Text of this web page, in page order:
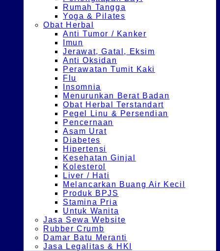
Rumah Tangga
Yoga & Pilates
Obat Herbal
Anti Tumor / Kanker
Imun
Jerawat, Gatal, Eksim
Anti Oksidan
Perawatan Tumit Kaki
Flu
Insomnia
Menurunkan Berat Badan
Obat Herbal Terstandart
Pegel Linu & Persendian
Pencernaan
Asam Urat
Diabetes
Hipertensi
Kesehatan Ginjal
Kolesterol
Liver / Hati
Melancarkan Buang Air Kecil
Produk BPJS
Stamina Pria
Untuk Wanita
Jasa Sewa Website
Rubber Crumb
Damar Batu Meranti
Jasa Legalitas & HKI